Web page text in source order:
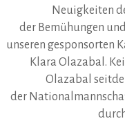
Neuigkeiten
der Bemühungen
unseren gesponsorten
Klara Olazabal.
Olazabal
der